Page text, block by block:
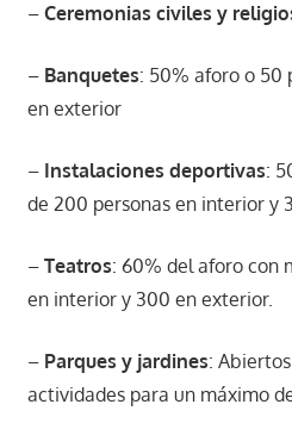
– Ceremonias civiles y
– Banquetes: 50% aforo o 50
en exterior
– Instalaciones deportivas:
de 200 personas en interior y
– Teatros: 60% del aforo con
en interior y 300 en exterior.
– Parques y jardines:
actividades para un máximo